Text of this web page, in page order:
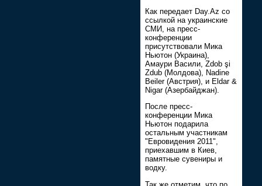
Как передает Day.Az со
ссылкой на украинские
СМИ, на пресс-
конференции
присутствовали Мика
Ньютон (Украина),
Амаури Васили, Zdob şi
Zdub (Молдова), Nadine
Beiler (Австрия), и Eldar &
Nigar (Азербайджан).
После пресс-
конференции Мика
Ньютон подарила
остальным участникам
"Евровидения 2011",
приехавшим в Киев,
памятные сувениры и
водку.